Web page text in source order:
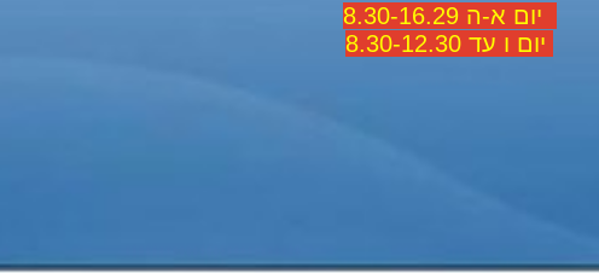
יום א-ה 8.30-16.29
יום ו עד 8.30-12.30